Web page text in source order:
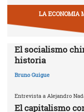
LA ECONOMIA
El socialismo
historia
Bruno Guigue
Entrevista a Alejandro
El capitalismo